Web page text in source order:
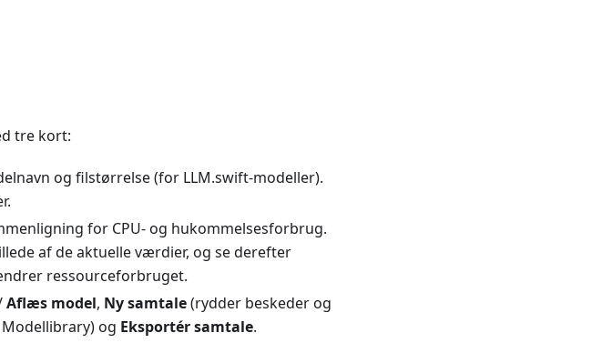
tre kort:
og filstørrelse (for LLM.swift-modeller).
for CPU- og hukommelsesforbrug.
af de aktuelle værdier, og se derefter
ressourceforbruget.
Aflæs model, Ny samtale(rydder beskeder og
og Eksportér samtale.